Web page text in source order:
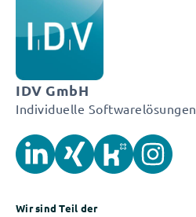
IDV GmbH
Individuelle Softwarelösungen
Wir sind Teil der